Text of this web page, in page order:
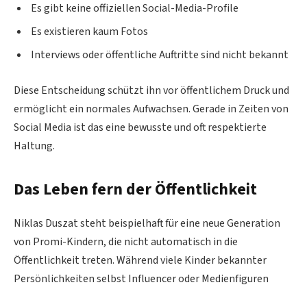
Es gibt keine offiziellen Social-Media-Profile
Es existieren kaum Fotos
Interviews oder öffentliche Auftritte sind nicht bekannt
Diese Entscheidung schützt ihn vor öffentlichem Druck und
ermöglicht ein normales Aufwachsen. Gerade in Zeiten von
Social Media ist das eine bewusste und oft respektierte
Haltung.
Das Leben fern der Öffentlichkeit
Niklas Duszat steht beispielhaft für eine neue Generation
von Promi-Kindern, die nicht automatisch in die
Öffentlichkeit treten. Während viele Kinder bekannter
Persönlichkeiten selbst Influencer oder Medienfiguren